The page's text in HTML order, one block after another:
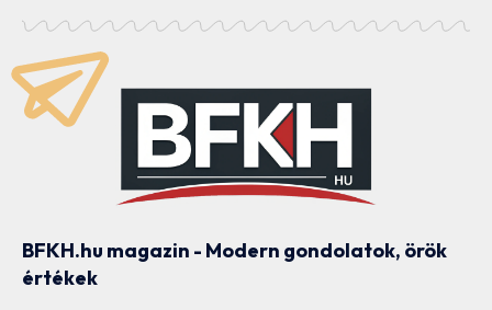
BFKH.hu magazin - Modern gondolatok, örök
értékek